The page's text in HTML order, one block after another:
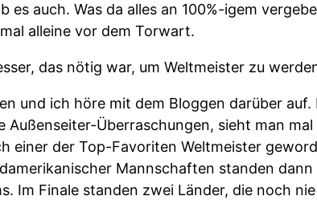
es auch. Was da alles an 100%-igem
alleine vor dem Torwart.
das nötig war, um Weltmeister zu
und ich höre mit dem Bloggen darüber
Überraschungen, sieht man
einer der Top-Favoriten Weltmeister
Mannschaften standen
Im Finale standen zwei Länder, die noch